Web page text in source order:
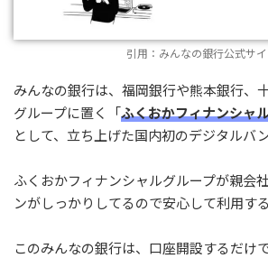
引用：みんなの銀行公式サイ
みんなの銀行は、福岡銀行や熊本銀行、
グループに置く「ふくおかフィナンシャ
として、立ち上げた国内初のデジタルバン
ふくおかフィナンシャルグループが親会
ンがしっかりしてるので安心して利用す
このみんなの銀行は、口座開設するだけ